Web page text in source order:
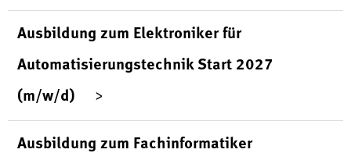
Ausbildung zum Elektroniker für
Automatisierungstechnik Start 2027
(m/w/d)
Ausbildung zum Fachinformatiker